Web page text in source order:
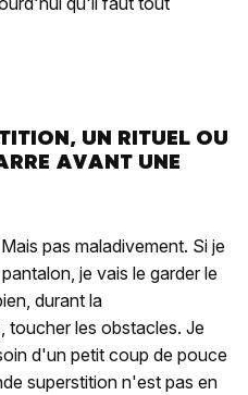
UN RITUEL OU
AVANT UNE
pas maladivement. Si je
je vais le garder le
durant la
toucher les obstacles. Je
d'un petit coup de pouce
superstition n'est pas en